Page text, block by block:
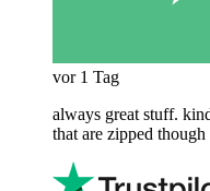
vor 1 Tag
always great stuff.
that are zipped though